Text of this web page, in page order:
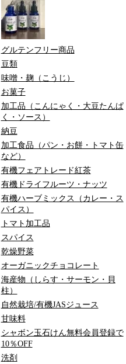
グルテンフリー商品
豆類
味噌・麹（こうじ）
お菓子
加工品（こんにゃく・大豆たんぱ
く・ソース）
納豆
加工食品（パン・お餅・トマト缶
など）
有機フェアトレード紅茶
有機ドライフルーツ・ナッツ
有機ハーブミックス（カレー・ス
パイス）
トマト加工品
スパイス
乾燥野菜
オーガニックチョコレート
海産物（しらす・サーモン・貝
柱）
自然栽培/有機JASジュース
甘味料
シャボン玉石けん無料会員登録で
10％OFF
洗剤